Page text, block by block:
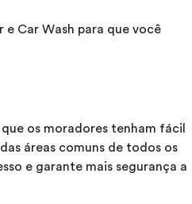
Car Wash para que você
os moradores tenham fácil
áreas comuns de todos os
e garante mais segurança a